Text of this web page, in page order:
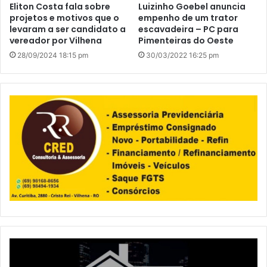
Eliton Costa fala sobre
projetos e motivos que o
levaram a ser candidato a
vereador por Vilhena
28/09/2024 18:15 pm
Luizinho Goebel anuncia
empenho de um trator
escavadeira – PC para
Pimenteiras do Oeste
30/03/2022 16:25 pm